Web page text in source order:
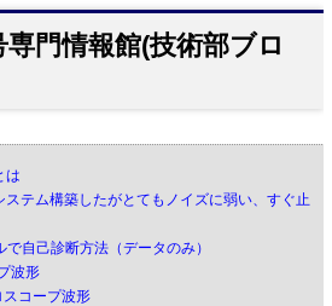
専門情報館(技術部ブロ
は
テム構築したがとてもノイズに弱い、すぐ止
自己診断方法（データのみ）
波形
コープ波形